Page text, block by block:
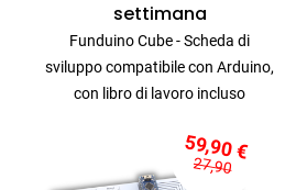
settimana
Funduino Cube - Scheda di
sviluppo compatibile con Arduino,
con libro di lavoro incluso
59,90 €
27,90